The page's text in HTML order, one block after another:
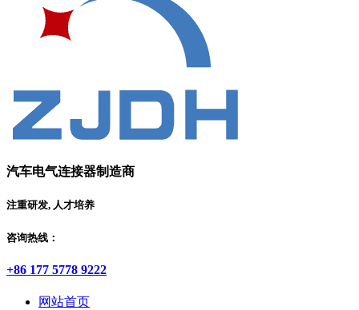
汽车电气连接器制造商
注重研发, 人才培养
咨询热线：
+86 177 5778 9222
网站首页